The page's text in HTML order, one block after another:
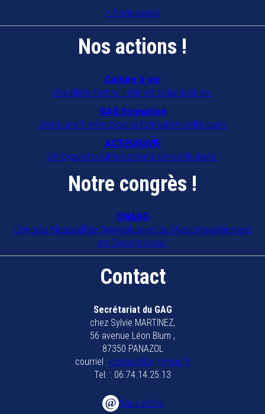
Partenaires
Nos actions !
Culture à vie
Une plate-forme Internet collaborative.
GAG formation
Une plate-forme pour la formation entre pairs
ACTEURàVIE
Un logiciel pour les projets personnalisés.
Notre congrès !
CNAAG
Congrès National de l'Animation et de l'Accompagnement
en Gérontologie.
Contact
Secrétariat du GAG
chez Sylvie MARTINEZ,
56 avenue Léon Blum ,
87350 PANAZOL
courriel : contact@anim-gag.fr
Tel. : 06.74.14.25.13
Nous écrire